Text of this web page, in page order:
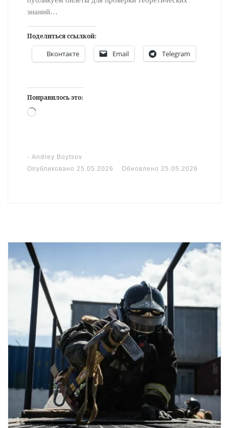
знаний…
Поделиться ссылкой:
Вконтакте Email Telegram
Понравилось это:
Загрузка…
- Andrey Boytsov
Опубликовано 25.05.2026 Обновлено 25.05.2026